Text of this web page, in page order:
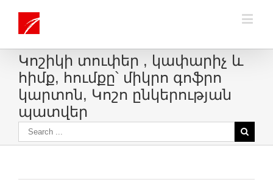
Կոշիկի տուփեր , կափարիչ և
հիմք, հումքը՝ միկրո գոֆրո
կարտոն, Կոշո ընկերության
պատվեր